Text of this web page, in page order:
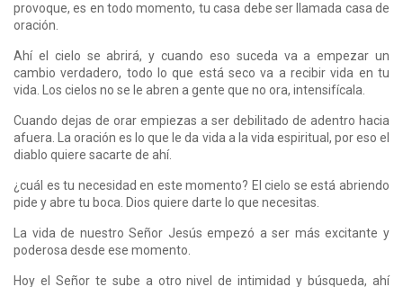
provoque, es en todo momento, tu casa debe ser llamada casa de
oración.
Ahí el cielo se abrirá, y cuando eso suceda va a empezar un
cambio verdadero, todo lo que está seco va a recibir vida en tu
vida. Los cielos no se le abren a gente que no ora, intensifícala.
Cuando dejas de orar empiezas a ser debilitado de adentro hacia
afuera. La oración es lo que le da vida a la vida espiritual, por eso el
diablo quiere sacarte de ahí.
¿cuál es tu necesidad en este momento? El cielo se está abriendo
pide y abre tu boca. Dios quiere darte lo que necesitas.
La vida de nuestro Señor Jesús empezó a ser más excitante y
poderosa desde ese momento.
Hoy el Señor te sube a otro nivel de intimidad y búsqueda, ahí